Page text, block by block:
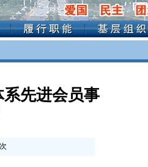
先进会员事
次